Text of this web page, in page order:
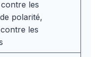
les
polarité,
les